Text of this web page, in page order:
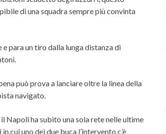
di una squadra sempre più convinta
para un tiro dalla lunga distanza di
può prova a lanciare oltre la linea della
navigato.
il Napoli ha subito una sola rete nelle ultime
uno dei due buca l’intervento c’è